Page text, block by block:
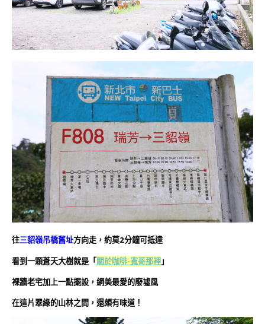
往三貂嶺吊橋舊址方向走，約莫2分鐘可抵達
看到一顆蒼天大樹就是「關於咖啡-寬哥那裡」
裸牆老宅加上一點擺設，網美最愛的廢墟風
在這片翠綠的山林之間，還頗有味道！